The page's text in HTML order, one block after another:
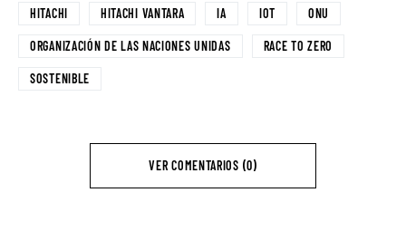
HITACHI HITACHI VANTARA IA IOT ONU
ORGANIZACIÓN DE LAS NACIONES UNIDAS RACE TO ZERO
SOSTENIBLE
VER COMENTARIOS (0)